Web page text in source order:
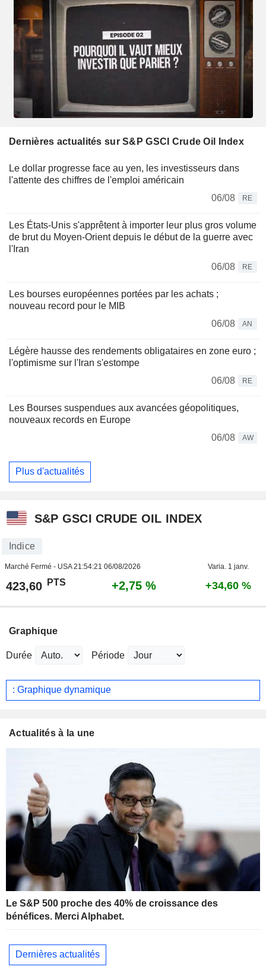
Dernières actualités sur S&P GSCI Crude Oil Index
Le dollar progresse face au yen, les investisseurs dans
l'attente des chiffres de l'emploi américain
06/08
RE
Les États-Unis s'apprêtent à importer leur plus gros volume
de brut du Moyen-Orient depuis le début de la guerre avec
l'Iran
06/08
RE
Les bourses européennes portées par les achats ;
nouveau record pour le MIB
06/08
AN
Légère hausse des rendements obligataires en zone euro ;
l'optimisme sur l'Iran s'estompe
06/08
RE
Les Bourses suspendues aux avancées géopolitiques,
nouveaux records en Europe
06/08
AW
Plus d'actualités
S&P GSCI CRUDE OIL INDEX
Indice
Marché Fermé - USA21:54:21 06/08/2026 Varia. 1 janv.
423,60 PTS +2,75 % +34,60 %
Graphique
Durée Période
: Graphique dynamique
Actualités à la une
Le S&P 500 proche des 40% de croissance des
bénéfices. Merci Alphabet.
Dernières actualités